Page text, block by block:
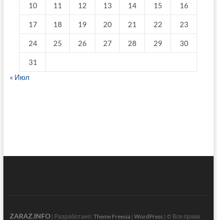
10 11 12 13 14 15 16
17 18 19 20 21 22 23
24 25 26 27 28 29 30
31
« Июл
ZARAZ.INFO| Разработано: Theme Freesia| WordPress| © Все права